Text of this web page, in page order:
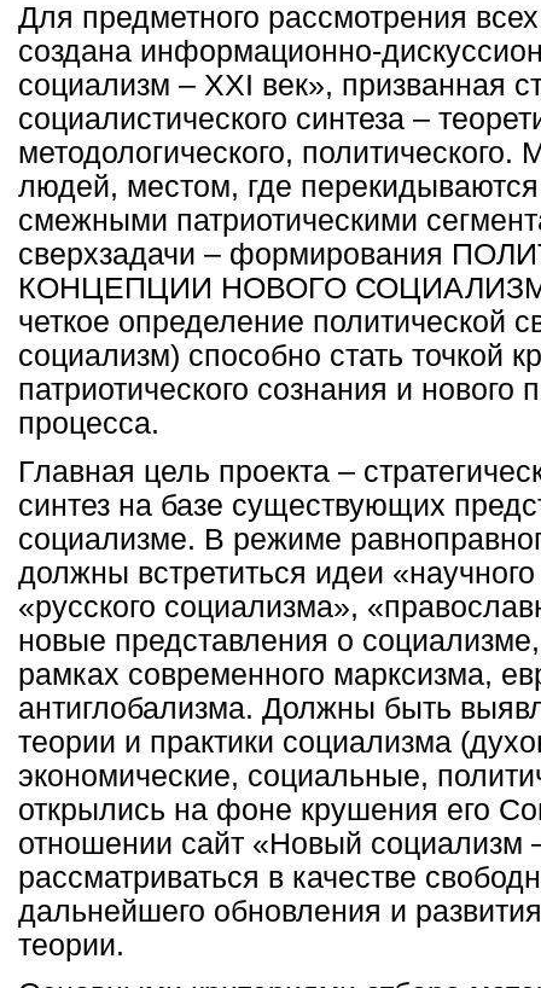
Для предметного рассмотрения
создана информационно-
социализм – XXI век», призванная
социалистического синтеза –
методологического,
людей, местом, где
смежными патриотическими
сверхзадачи – формирования
КОНЦЕПЦИИ НОВОГО
четкое определение политической
социализм) способно стать точкой
патриотического сознания и нового
процесса.
Главная цель проекта –
синтез на базе существующих
социализме. В режиме
должны встретиться идеи
«русского социализма»,
новые представления о
рамках современного марксизма,
антиглобализма. Должны быть
теории и практики социализма
экономические, социальные,
открылись на фоне крушения его
отношении сайт «Новый социализм
рассматриваться в качестве
дальнейшего обновления и
теории.